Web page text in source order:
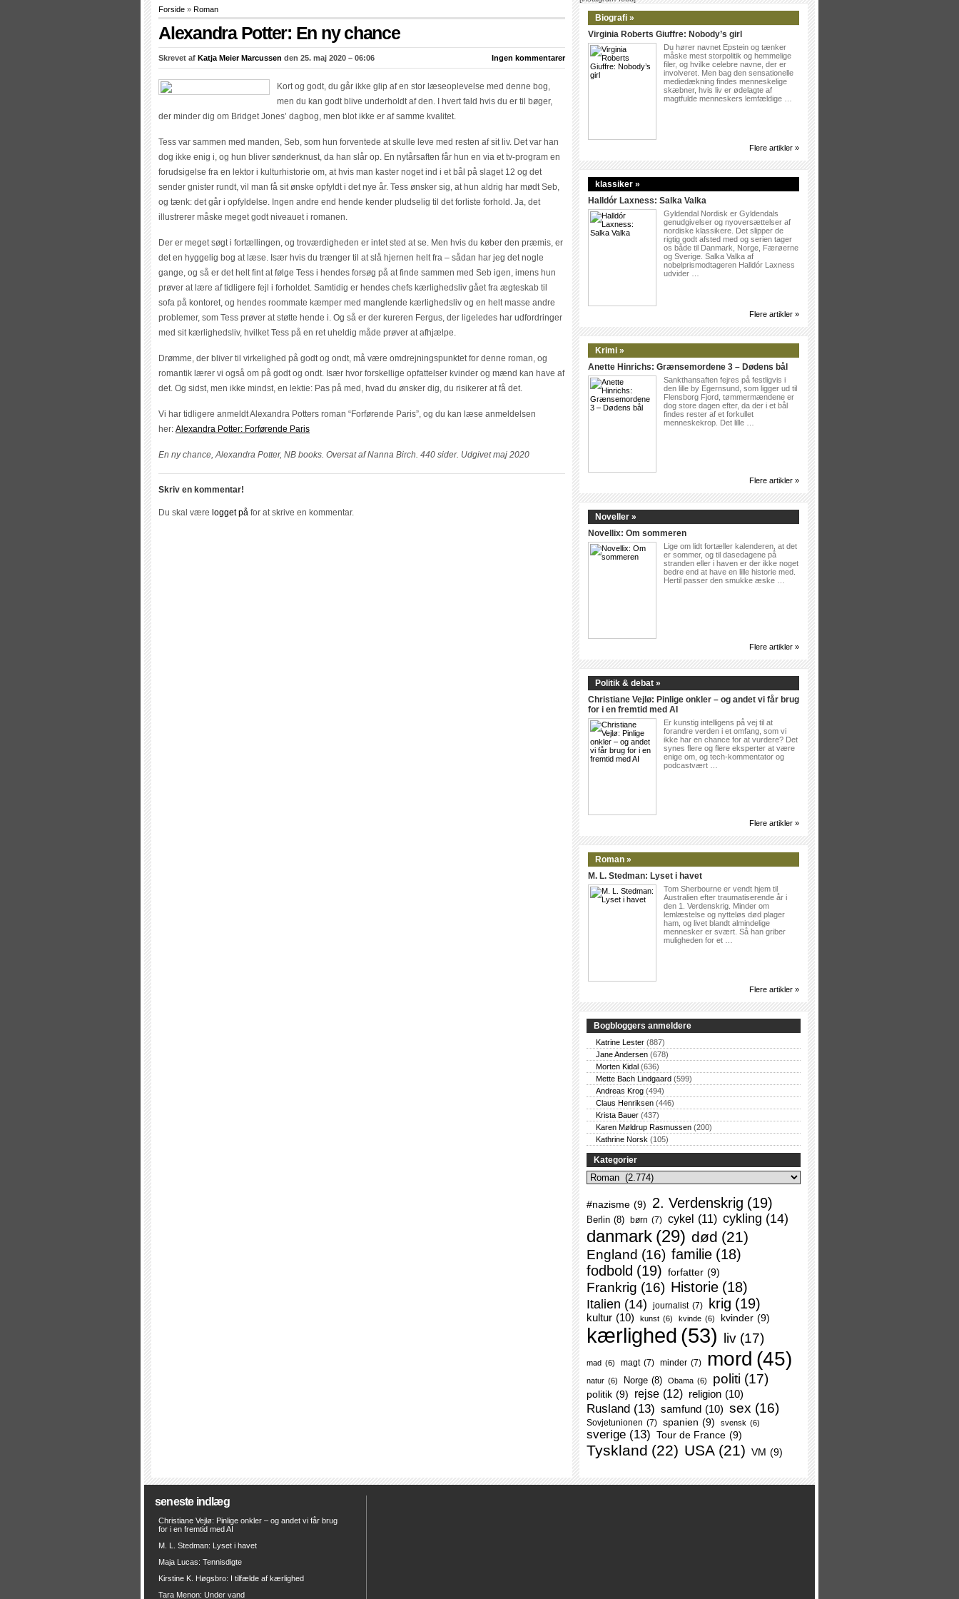
Forside » Roman
Alexandra Potter: En ny chance
Skrevet af Katja Meier Marcussen den 25. maj 2020 – 06:06 Ingen kommentarer
Kort og godt, du går ikke glip af en stor læseoplevelse med denne bog,
men du kan godt blive underholdt af den. I hvert fald hvis du er til bøger,
der minder dig om Bridget Jones’ dagbog, men blot ikke er af samme kvalitet.
Tess var sammen med manden, Seb, som hun forventede at skulle leve med resten af sit liv. Det var han
dog ikke enig i, og hun bliver sønderknust, da han slår op. En nytårsaften får hun en via et tv-program en
forudsigelse fra en lektor i kulturhistorie om, at hvis man kaster noget ind i et bål på slaget 12 og det
sender gnister rundt, vil man få sit ønske opfyldt i det nye år. Tess ønsker sig, at hun aldrig har mødt Seb,
og tænk: det går i opfyldelse. Ingen andre end hende kender pludselig til det forliste forhold. Ja, det
illustrerer måske meget godt niveauet i romanen.
Der er meget søgt i fortællingen, og troværdigheden er intet sted at se. Men hvis du køber den præmis, er
det en hyggelig bog at læse. Især hvis du trænger til at slå hjernen helt fra – sådan har jeg det nogle
gange, og så er det helt fint at følge Tess i hendes forsøg på at finde sammen med Seb igen, imens hun
prøver at lære af tidligere fejl i forholdet. Samtidig er hendes chefs kærlighedsliv gået fra ægteskab til
sofa på kontoret, og hendes roommate kæmper med manglende kærlighedsliv og en helt masse andre
problemer, som Tess prøver at støtte hende i. Og så er der kureren Fergus, der ligeledes har udfordringer
med sit kærlighedsliv, hvilket Tess på en ret uheldig måde prøver at afhjælpe.
Drømme, der bliver til virkelighed på godt og ondt, må være omdrejningspunktet for denne roman, og
romantik lærer vi også om på godt og ondt. Især hvor forskellige opfattelser kvinder og mænd kan have af
det. Og sidst, men ikke mindst, en lektie: Pas på med, hvad du ønsker dig, du risikerer at få det.
Vi har tidligere anmeldt Alexandra Potters roman “Forførende Paris”, og du kan læse anmeldelsen
her: Alexandra Potter: Forførende Paris
En ny chance, Alexandra Potter, NB books. Oversat af Nanna Birch. 440 sider. Udgivet maj 2020
Skriv en kommentar!
Du skal være logget på for at skrive en kommentar.
Biografi »
Virginia Roberts Giuffre: Nobody’s girl
Du hører navnet Epstein og tænker
måske mest storpolitik og hemmelige
filer, og hvilke celebre navne, der er
involveret. Men bag den sensationelle
mediedækning findes menneskelige
skæbner, hvis liv er ødelagte af
magtfulde menneskers lemfældige …
Flere artikler »
klassiker »
Halldór Laxness: Salka Valka
Gyldendal Nordisk er Gyldendals
genudgivelser og nyoversættelser af
nordiske klassikere. Det slipper de
rigtig godt afsted med og serien tager
os både til Danmark, Norge, Færøerne
og Sverige. Salka Valka af
nobelprismodtageren Halldór Laxness
udvider …
Flere artikler »
Krimi »
Anette Hinrichs: Grænsemordene 3 – Dødens bål
Sankthansaften fejres på festligvis i
den lille by Egernsund, som ligger ud til
Flensborg Fjord, tømmermændene er
dog store dagen efter, da der i et bål
findes rester af et forkullet
menneskekrop. Det lille …
Flere artikler »
Noveller »
Novellix: Om sommeren
Lige om lidt fortæller kalenderen, at det
er sommer, og til dasedagene på
stranden eller i haven er der ikke noget
bedre end at have en lille historie med.
Hertil passer den smukke æske …
Flere artikler »
Politik & debat »
Christiane Vejlø: Pinlige onkler – og andet vi får brug
for i en fremtid med AI
Er kunstig intelligens på vej til at
forandre verden i et omfang, som vi
ikke har en chance for at vurdere? Det
synes flere og flere eksperter at være
enige om, og tech-kommentator og
podcastvært …
Flere artikler »
Roman »
M. L. Stedman: Lyset i havet
Tom Sherbourne er vendt hjem til
Australien efter traumatiserende år i
den 1. Verdenskrig. Minder om
lemlæstelse og nytteløs død plager
ham, og livet blandt almindelige
mennesker er svært. Så han griber
muligheden for et …
Flere artikler »
Bogbloggers anmeldere
Katrine Lester (887)
Jane Andersen (678)
Morten Kidal (636)
Mette Bach Lindgaard (599)
Andreas Krog (494)
Claus Henriksen (446)
Krista Bauer (437)
Karen Møldrup Rasmussen (200)
Kathrine Norsk (105)
Kategorier
Kategorier
#nazisme (9) 2. Verdenskrig (19)
Berlin (8) børn (7) cykel (11) cykling (14)
danmark (29) død (21)
England (16) familie (18)
fodbold (19) forfatter (9)
Frankrig (16) Historie (18)
Italien (14) journalist (7) krig (19)
kultur (10) kunst (6) kvinde (6) kvinder (9)
kærlighed (53) liv (17)
mad (6) magt (7) minder (7) mord (45)
natur (6) Norge (8) Obama (6) politi (17)
politik (9) rejse (12) religion (10)
Rusland (13) samfund (10) sex (16)
Sovjetunionen (7) spanien (9) svensk (6)
sverige (13) Tour de France (9)
Tyskland (22) USA (21) VM (9)
seneste indlæg
Christiane Vejlø: Pinlige onkler – og andet vi får brug
for i en fremtid med AI
M. L. Stedman: Lyset i havet
Maja Lucas: Tennisdigte
Kirstine K. Høgsbro: I tilfælde af kærlighed
Tara Menon: Under vand